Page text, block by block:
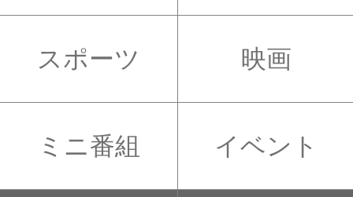
スポーツ 映画
ミニ番組 イベント